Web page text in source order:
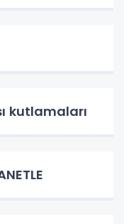
kutlamaları